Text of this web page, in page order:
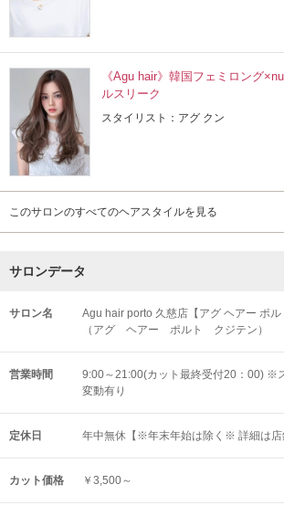
《Agu hair》韓国フェミロング
ルスリーク
スタイリスト：アグ クン
このサロンのすべてのヘアスタイルを見る
サロンデータ
サロン名
Agu hair porto 久慈店【アグ ヘアー ポル
（アグ ヘアー ポルト クジテン）
営業時間
9:00～21:00(カット最終受付20：00) ※
変動有り
定休日 年中無休【※年末年始は除く※ 詳細は店
カット価格 ￥3,500～